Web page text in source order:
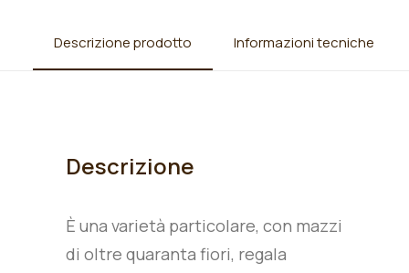
Descrizione prodotto Informazioni tecniche
Descrizione
È una varietà particolare, con mazzi
di oltre quaranta fiori, regala